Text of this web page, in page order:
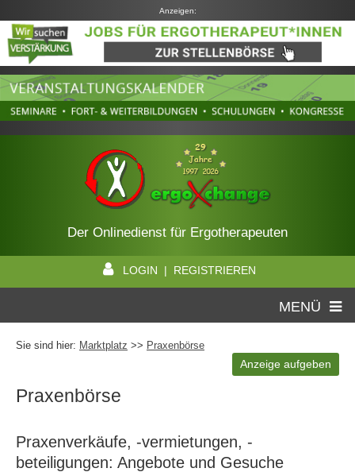
Anzeigen:
Der Onlinedienst für Ergotherapeuten
LOGIN | REGISTRIEREN
MENÜ
Sie sind hier: Marktplatz >> Praxenbörse
Anzeige aufgeben
Praxenbörse
Praxenverkäufe, -vermietungen, -
beteiligungen: Angebote und Gesuche